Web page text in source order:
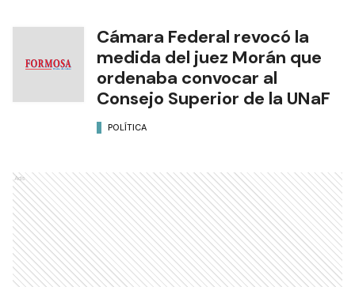
Cámara Federal revocó la
medida del juez Morán que
ordenaba convocar al
Consejo Superior de la UNaF
POLÍTICA
Ads